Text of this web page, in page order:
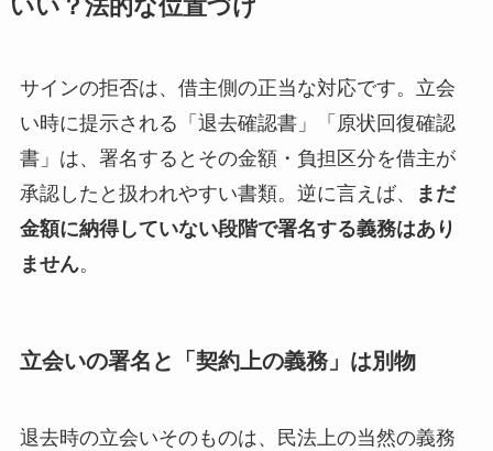
いい？法的な位置づけ
サインの拒否は、借主側の正当な対応です。立会
い時に提示される「退去確認書」「原状回復確認
書」は、署名するとその金額・負担区分を借主が
承認したと扱われやすい書類。逆に言えば、
まだ
金額に納得していない段階で署名する義務はあり
ません。
立会いの署名と「契約上の義務」は別物
退去時の立会いそのものは、民法上の当然の義務